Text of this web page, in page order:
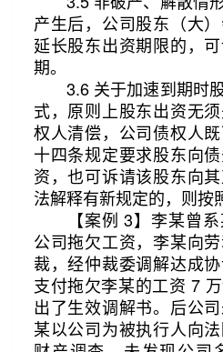
产生后，公司股东（大
延长股东出资期限的，
期。
3.6 关于加速到期时股
式，原则上股东出资无
权人清偿，公司债权人
十四条规定要求股东向
资，也可诉请该股东向
法解释有新规定的，则按
【案例 3】李某曾系
公司拖欠工资，李某向
裁，经仲裁委调解达成
支付拖欠李某的工资 7
出了生效调解书。后公
某以公司为被执行人向